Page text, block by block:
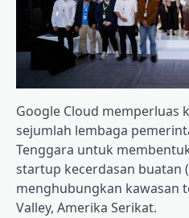
Google Cloud memperluas
sejumlah lembaga
Tenggara untuk
startup kecerdasan buatan
menghubungkan kawasan
Valley, Amerika Serikat.